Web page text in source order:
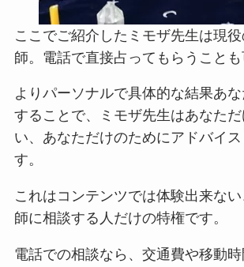
ここでご紹介したミモザ先生は現
師。電話で直接占ってもらうことも
よりパーソナルで具体的な結果あ
することで、ミモザ先生はあなた
い、あなただけのためにアドバイス
す。
これはコンテンツでは体験出来な
師に相談する人だけの特権です。
電話での相談なら、交通費や移動